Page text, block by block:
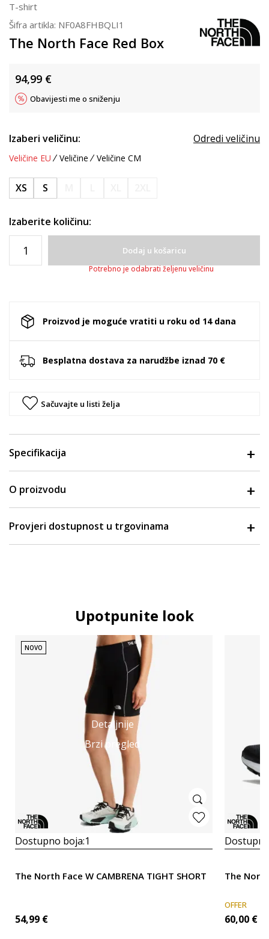
T-shirt
Šifra artikla: NF0A8FHBQLI1
The North Face Red Box
94,99 €
Obavijesti me o sniženju
Izaberi veličinu: Odredi veličinu
Veličine EU Veličine Veličine CM
XS S
Izaberite količinu:
Dodaj u košaricu
Potrebno je odabrati željenu veličinu
Proizvod je moguće vratiti u roku od 14 dana
Besplatna dostava za narudžbe iznad 70 €
Sačuvajte u listi želja
Specifikacija
O proizvodu
Provjeri dostupnost u trgovinama
Upotpunite look
Detaljnije
Brzi pregled
NOVO
Dostupno boja:1
The North Face W CAMBRENA TIGHT SHORT
54,99 €
The
OFFER
60,00 €